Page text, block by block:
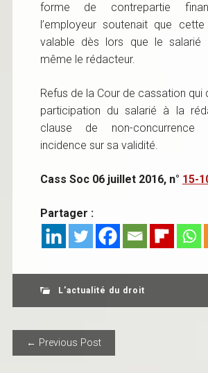
forme de contrepartie
l’employeur soutenait que
valable dès lors que le salarié
même le rédacteur.
Refus de la Cour de cassation qui
participation du salarié à la
clause de non-concurrence
incidence sur sa validité.
Cass Soc 06 juillet 2016, n° 15-
Partager :
L'actualité du droit
POST
← Previous Post